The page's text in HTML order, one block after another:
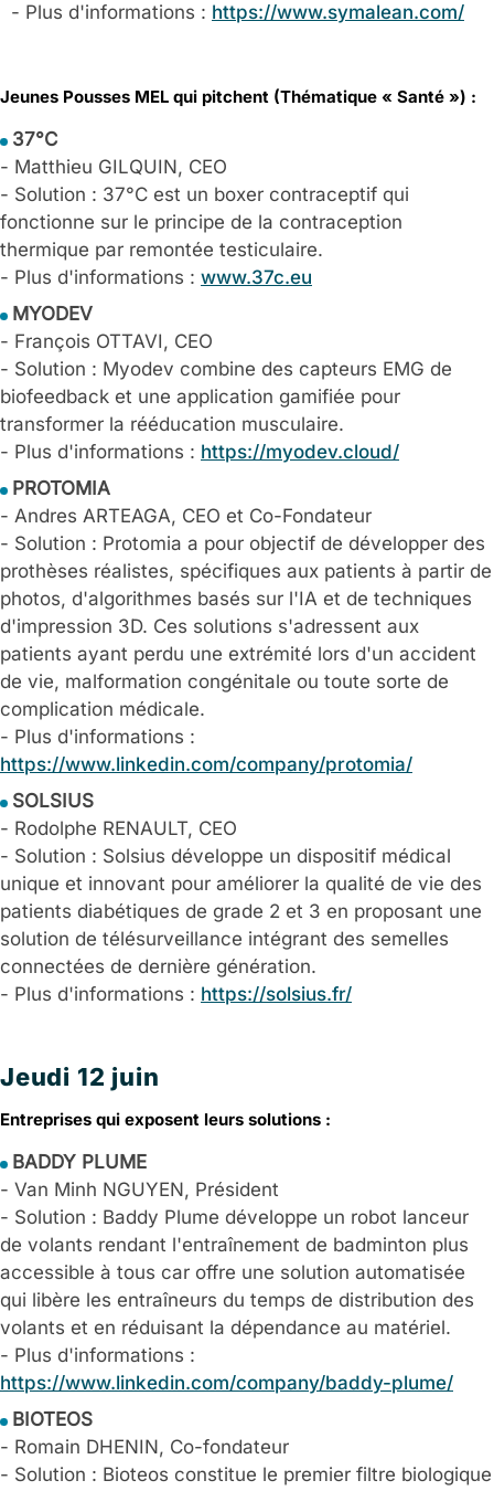
- Plus d'informations : https://www.symalean.com/
Jeunes Pousses MEL qui pitchent (Thématique « Santé ») :
37°C
- Matthieu GILQUIN, CEO
- Solution : 37°C est un boxer contraceptif qui
fonctionne sur le principe de la contraception
thermique par remontée testiculaire.
- Plus d'informations : www.37c.eu
MYODEV
- François OTTAVI, CEO
- Solution : Myodev combine des capteurs EMG de
biofeedback et une application gamifiée pour
transformer la rééducation musculaire.
- Plus d'informations : https://myodev.cloud/
PROTOMIA
- Andres ARTEAGA, CEO et Co-Fondateur
- Solution : Protomia a pour objectif de développer des
prothèses réalistes, spécifiques aux patients à partir de
photos, d'algorithmes basés sur l'IA et de techniques
d'impression 3D. Ces solutions s'adressent aux
patients ayant perdu une extrémité lors d'un accident
de vie, malformation congénitale ou toute sorte de
complication médicale.
- Plus d'informations :
https://www.linkedin.com/company/protomia/
SOLSIUS
- Rodolphe RENAULT, CEO
- Solution : Solsius développe un dispositif médical
unique et innovant pour améliorer la qualité de vie des
patients diabétiques de grade 2 et 3 en proposant une
solution de télésurveillance intégrant des semelles
connectées de dernière génération.
- Plus d'informations : https://solsius.fr/
Jeudi 12 juin
Entreprises qui exposent leurs solutions :
BADDY PLUME
- Van Minh NGUYEN, Président
- Solution : Baddy Plume développe un robot lanceur
de volants rendant l'entraînement de badminton plus
accessible à tous car offre une solution automatisée
qui libère les entraîneurs du temps de distribution des
volants et en réduisant la dépendance au matériel.
- Plus d'informations :
https://www.linkedin.com/company/baddy-plume/
BIOTEOS
- Romain DHENIN, Co-fondateur
- Solution : Bioteos constitue le premier filtre biologique